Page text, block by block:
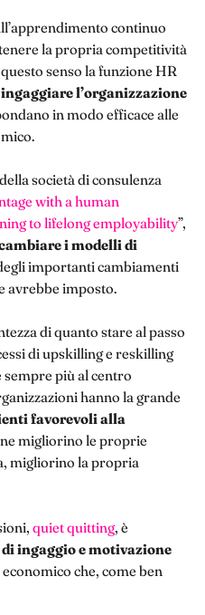
continuo
la propria competitività
senso la funzione HR
ingaggiare l’organizzazione
in modo efficace alle
società di consulenza
with a human
to lifelong employability”,
i modelli di
importanti cambiamenti
avrebbe imposto.
di quanto stare al passo
di upskilling e reskilling
sempre più al centro
hanno la grande
favorevoli alla
migliorino le proprie
migliorino la propria
quiet quitting, è
ingaggio e motivazione
che, come ben